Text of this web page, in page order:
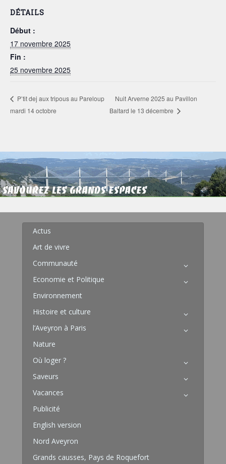
DÉTAILS
Début :
17 novembre 2025
Fin :
25 novembre 2025
P’tit dej aux tripous au Pareloup
mardi 14 octobre
Nuit Arverne 2025 au Pavillon
Baltard le 13 décembre
Actus
Art de vivre
Communauté
Economie et Politique
Environnement
Histoire et culture
l’Aveyron à Paris
Nature
Où loger ?
Saveurs
Vacances
Publicité
English version
Nord Aveyron
Grands causses, Pays de Roquefort